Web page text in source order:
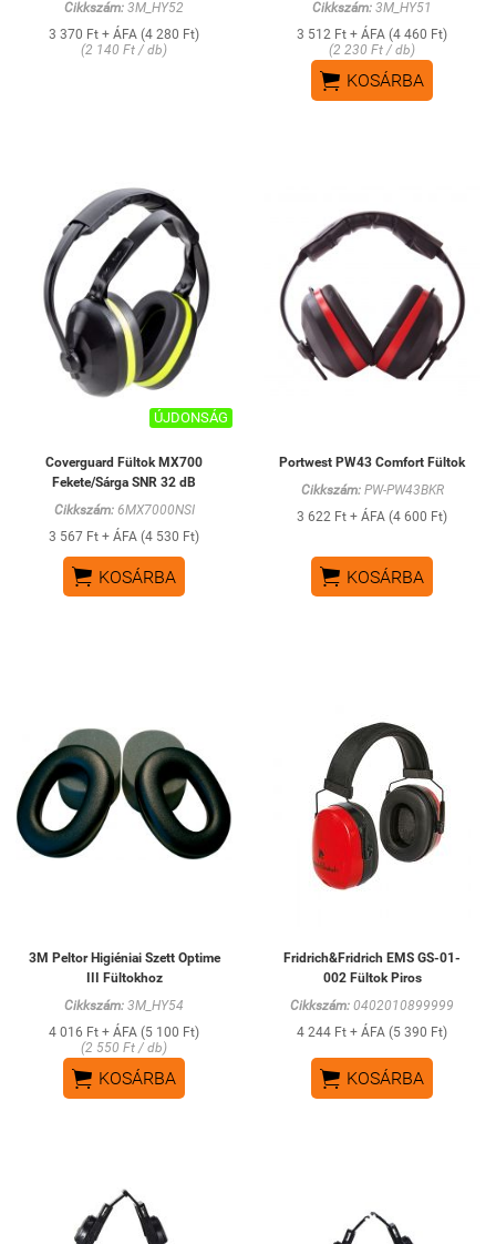
Cikkszám: 3M_HY52
3 370 Ft + ÁFA (4 280 Ft)
(2 140 Ft / db)
Cikkszám: 3M_HY51
3 512 Ft + ÁFA (4 460 Ft)
(2 230 Ft / db)
 KOSÁRBA
ÚJDONSÁG
Coverguard Fültok MX700
Fekete/Sárga SNR 32 dB
Cikkszám:6MX7000NSI
3 567 Ft + ÁFA (4 530 Ft)
 KOSÁRBA
Portwest PW43 Comfort Fültok
Cikkszám:PW-PW43BKR
3 622 Ft + ÁFA (4 600 Ft)
 KOSÁRBA
3M Peltor Higiéniai Szett Optime
III Fültokhoz
Cikkszám: 3M_HY54
4 016 Ft + ÁFA (5 100 Ft)
(2 550 Ft / db)
 KOSÁRBA
Fridrich&Fridrich EMS GS-01-
002 Fültok Piros
Cikkszám: 0402010899999
4 244 Ft + ÁFA (5 390 Ft)
 KOSÁRBA